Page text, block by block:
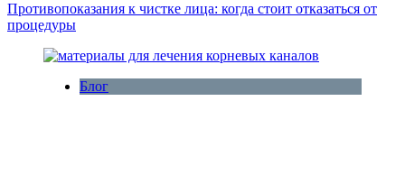
Противопоказания к чистке лица: когда стоит отказаться от
процедуры
Блог